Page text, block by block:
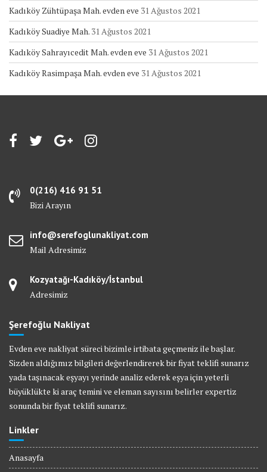
Kadıköy Zühtüpaşa Mah. evden eve 31 Ağustos 2021
Kadıköy Suadiye Mah. 31 Ağustos 2021
Kadıköy Sahrayıcedit Mah. evden eve 31 Ağustos 2021
Kadıköy Rasimpaşa Mah. evden eve 31 Ağustos 2021
0(216) 416 91 51
Bizi Arayın
info@serefoglunakliyat.com
Mail Adresimiz
Kozyatağı-Kadıköy/İstanbul
Adresimiz
Şerefoğlu Nakliyat
Evden eve nakliyat süreci bizimle irtibata geçmeniz ile başlar.
Sizden aldığımız bilgileri değerlendirerek bir fiyat teklifi sunarız
yada taşınacak eşyayı yerinde analiz ederek eşya için yeterli
büyüklükte ki araç temini ve eleman sayısını belirler expertiz
sonunda bir fiyat teklifi sunarız.
Linkler
Anasayfa